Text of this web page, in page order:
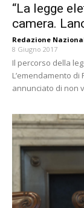
“La legge
camera.
Redazione
8 Giugno 2017
Il percorso della
L’emendamento
annunciato di non